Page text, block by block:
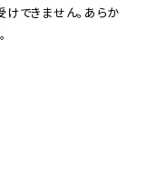
できません。あらか